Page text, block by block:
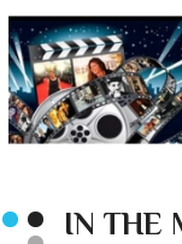
IN THE